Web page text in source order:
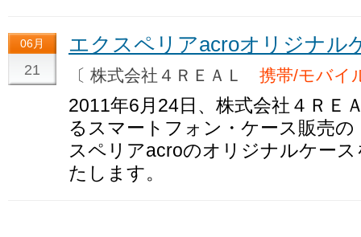
06月
21
エクスペリアacroオリジナル
〔 株式会社４ＲＥＡＬ 携帯/モバイ
2011年6月24日、株式会社４ＲＥ
るスマートフォン・ケース販売
スペリアacroのオリジナルケー
たします。